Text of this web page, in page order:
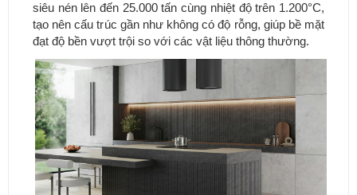
siêu nén lên đến 25.000 tấn cùng nhiệt độ trên 1.200°C,
tạo nên cấu trúc gần như không có độ rỗng, giúp bề mặt
đạt độ bền vượt trội so với các vật liệu thông thường.